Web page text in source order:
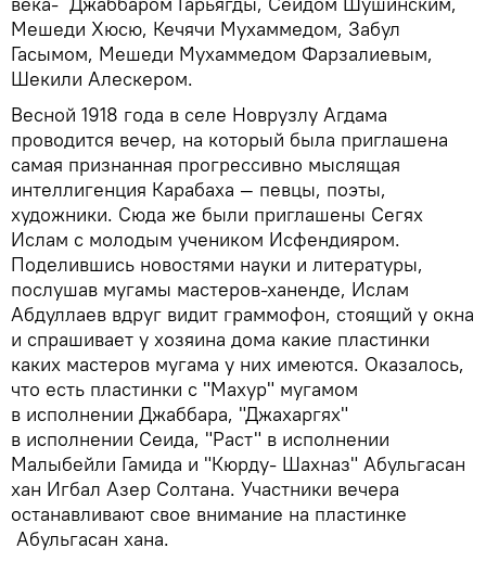
Мешеди Хюсю, Кечячи Мухаммедом, Забул
Гасымом, Мешеди Мухаммедом Фарзалиевым,
Шекили Алескером.
Весной 1918 года в селе Новрузлу Агдама
проводится вечер, на который была приглашена
самая признанная прогрессивно мыслящая
интеллигенция Карабаха — певцы, поэты,
художники. Сюда же были приглашены Сегях
Ислам с молодым учеником Исфендияром.
Поделившись новостями науки и литературы,
послушав мугамы мастеров-ханенде, Ислам
Абдуллаев вдруг видит граммофон, стоящий у окна
и спрашивает у хозяина дома какие пластинки
каких мастеров мугама у них имеются. Оказалось,
что есть пластинки с "Махур" мугамом
в исполнении Джаббара, "Джахаргях"
в исполнении Сеида, "Раст" в исполнении
Малыбейли Гамида и "Кюрду- Шахназ" Абульгасан
хан Игбал Азер Солтана. Участники вечера
останавливают свое внимание на пластинке
Абульгасан хана.